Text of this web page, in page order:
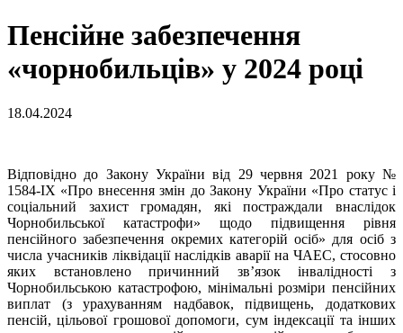
Пенсійне забезпечення
«чорнобильців» у 2024 році
18.04.2024
Відповідно до Закону України від 29 червня 2021 року №
1584-ІХ «Про внесення змін до Закону України «Про статус і
соціальний захист громадян, які постраждали внаслідок
Чорнобильської катастрофи» щодо підвищення рівня
пенсійного забезпечення окремих категорій осіб» для осіб з
числа учасників ліквідації наслідків аварії на ЧАЕС, стосовно
яких встановлено причинний зв’язок інвалідності з
Чорнобильською катастрофою, мінімальні розміри пенсійних
виплат (з урахуванням надбавок, підвищень, додаткових
пенсій, цільової грошової допомоги, сум індексації та інших